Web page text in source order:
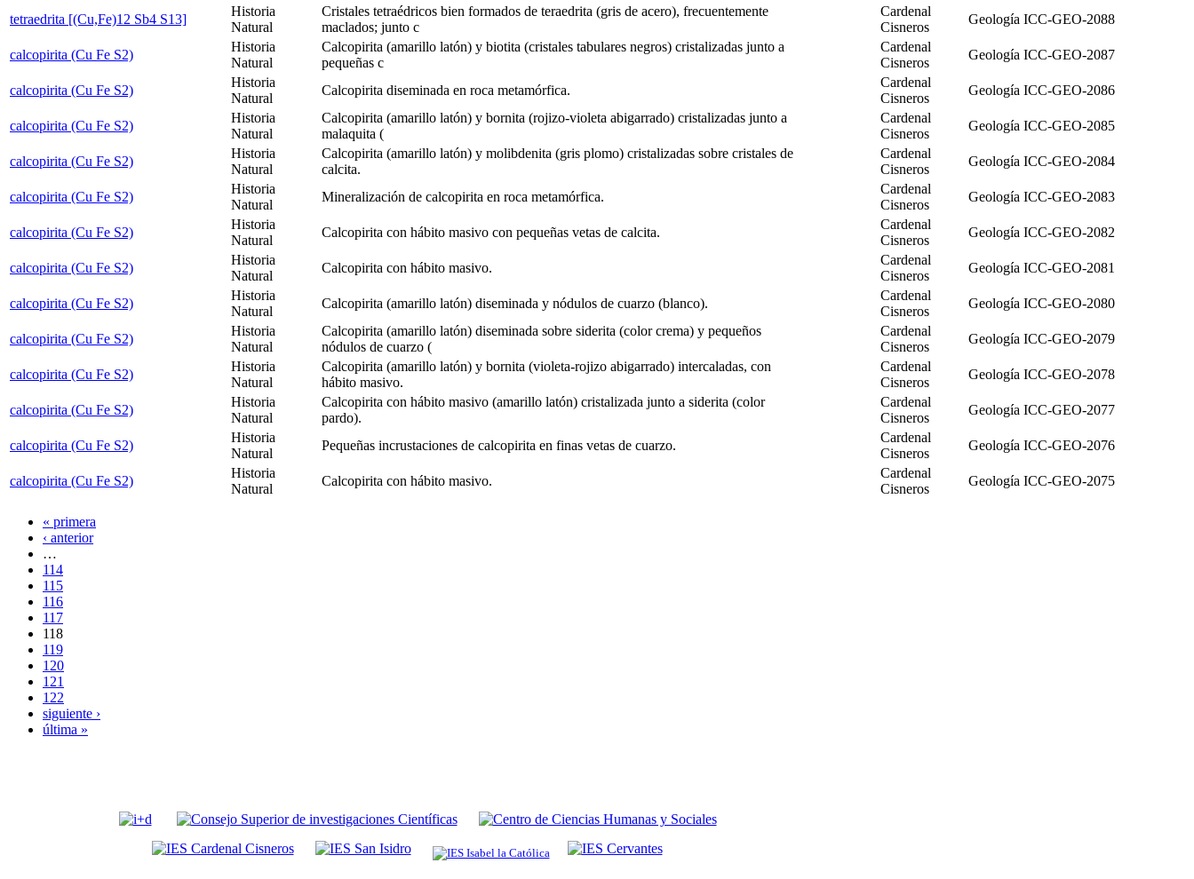
tetraedrita [(Cu,Fe)12 Sb4 S13]
Historia
Natural
Cristales tetraédricos bien formados de teraedrita (gris de acero), frecuentemente
maclados; junto c
Cardenal
Cisneros
Geología ICC-GEO-2088
calcopirita (Cu Fe S2)
Historia
Natural
Calcopirita (amarillo latón) y biotita (cristales tabulares negros) cristalizadas junto a
pequeñas c
Cardenal
Cisneros
Geología ICC-GEO-2087
calcopirita (Cu Fe S2)
Historia
Natural
Calcopirita diseminada en roca metamórfica.
Cardenal
Cisneros
Geología ICC-GEO-2086
calcopirita (Cu Fe S2)
Historia
Natural
Calcopirita (amarillo latón) y bornita (rojizo-violeta abigarrado) cristalizadas junto a
malaquita (
Cardenal
Cisneros
Geología ICC-GEO-2085
calcopirita (Cu Fe S2)
Historia
Natural
Calcopirita (amarillo latón) y molibdenita (gris plomo) cristalizadas sobre cristales de
calcita.
Cardenal
Cisneros
Geología ICC-GEO-2084
calcopirita (Cu Fe S2)
Historia
Natural
Mineralización de calcopirita en roca metamórfica.
Cardenal
Cisneros
Geología ICC-GEO-2083
calcopirita (Cu Fe S2)
Historia
Natural
Calcopirita con hábito masivo con pequeñas vetas de calcita.
Cardenal
Cisneros
Geología ICC-GEO-2082
calcopirita (Cu Fe S2)
Historia
Natural
Calcopirita con hábito masivo.
Cardenal
Cisneros
Geología ICC-GEO-2081
calcopirita (Cu Fe S2)
Historia
Natural
Calcopirita (amarillo latón) diseminada y nódulos de cuarzo (blanco).
Cardenal
Cisneros
Geología ICC-GEO-2080
calcopirita (Cu Fe S2)
Historia
Natural
Calcopirita (amarillo latón) diseminada sobre siderita (color crema) y pequeños
nódulos de cuarzo (
Cardenal
Cisneros
Geología ICC-GEO-2079
calcopirita (Cu Fe S2)
Historia
Natural
Calcopirita (amarillo latón) y bornita (violeta-rojizo abigarrado) intercaladas, con
hábito masivo.
Cardenal
Cisneros
Geología ICC-GEO-2078
calcopirita (Cu Fe S2)
Historia
Natural
Calcopirita con hábito masivo (amarillo latón) cristalizada junto a siderita (color
pardo).
Cardenal
Cisneros
Geología ICC-GEO-2077
calcopirita (Cu Fe S2)
Historia
Natural
Pequeñas incrustaciones de calcopirita en finas vetas de cuarzo.
Cardenal
Cisneros
Geología ICC-GEO-2076
calcopirita (Cu Fe S2)
Historia
Natural
Calcopirita con hábito masivo.
Cardenal
Cisneros
Geología ICC-GEO-2075
« primera
‹ anterior
…
114
115
116
117
118
119
120
121
122
siguiente ›
última »